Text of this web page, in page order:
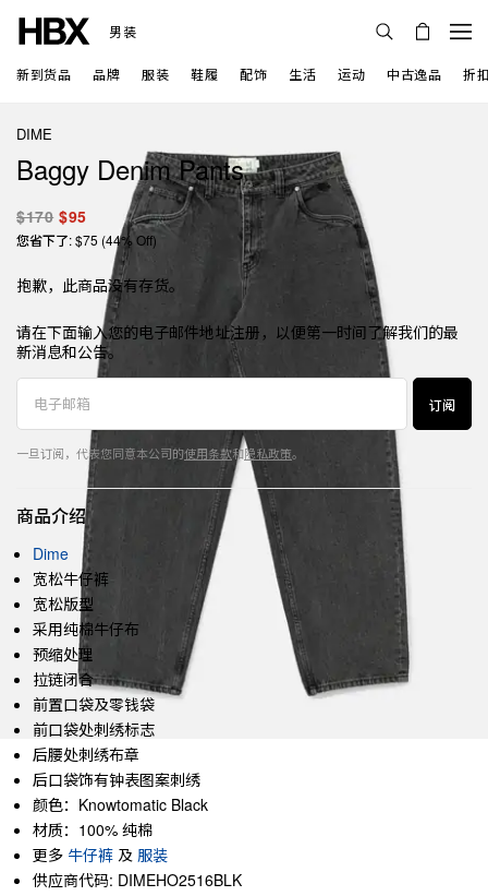
男装
新到货品 品牌 服装 鞋履 配饰 生活 运动 中古逸品 折
DIME
Baggy Denim Pants
$170 $95
您省下了: $75 (44% Off)
抱歉，此商品没有存货。
请在下面输入您的电子邮件地址注册，以便第一时间了解我们的最
新消息和公告。
订阅
一旦订阅，代表您同意本公司的使用条款和隐私政策。
商品介绍
Dime
宽松牛仔裤
宽松版型
采用纯棉牛仔布
预缩处理
拉链闭合
前置口袋及零钱袋
前口袋处刺绣标志
后腰处刺绣布章
后口袋饰有钟表图案刺绣
颜色：Knowtomatic Black
材质：100% 纯棉
更多 牛仔裤 及 服装
供应商代码: DIMEHO2516BLK